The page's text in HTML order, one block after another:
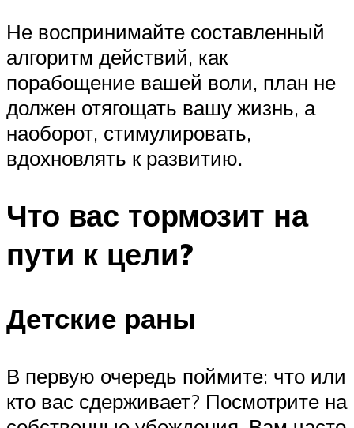
Не воспринимайте составленный
алгоритм действий, как
порабощение вашей воли, план не
должен отягощать вашу жизнь, а
наоборот, стимулировать,
вдохновлять к развитию.
Что вас тормозит на
пути к цели?
Детские раны
В первую очередь поймите: что или
кто вас сдерживает? Посмотрите на